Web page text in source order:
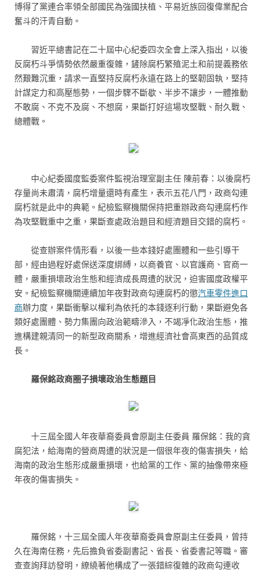
博得了黨連合率領全部國民為強國扶植、平易近族回復偉業配合
奮斗的汗青自動。
習近平總書記在二十屆中心紀委四次全會上深入指出，以後
反腐朽斗爭情勢依然嚴重復雜，鏟除腐朽繁殖泥土和前提義務依
然艱難沉重，請求一直堅持反腐朽永遠在路上的堅韌固執，堅持
計謀定力和高壓態勢，一個步驟不斷歇、半步不讓步，一體推動
不敢腐、不克不及腐、不想腐，果斷打好這場攻堅戰、耐久戰、
總體戰。
中心紀委國度監委案件監視治理室副主任 陳前春：以後腐朽
存量尚未肅清，腐朽增量還時有產生，表示五花八門，政商勾連
腐朽就是此中的典範。紀檢監察機關保持把重辦政商勾連腐朽作
為攻堅戰重中之重，果斷查處政治題目和經濟題目交錯的腐朽。
從查辦案件情形看，以後一些本錢好處團體和一些引導干
部，經由過程好處保送深度綁縛，以商養官、以官護商、官商一
體，嚴重損壞政治生態和經濟成長周遭的狀況，迫害國度政權平
安。紀檢監察機關連續加年夜對政商勾連腐朽的懲汽車零件進口
商辦力度，果斷衝擊以權利為依托的本錢逐利行動，果斷避免各
類好處團體、勢力集團向政治範疇滲入，不竭凈化政治生態，推
進構建親清同一的新型政商關系，增進經濟社會高東西的品質成
長。
羅保銘政商圈子損壞政治生態題目
十三屆全國人年夜華裔委員會原副主任委員 羅保銘：我的貪
腐犯法，給海南的營商周遭的狀況是一個很年夜的傷害損失，給
海南的政治生態形成嚴重損壞，也給黨的工作、黨的抽像帶來極
年夜的傷害損失。
羅保銘，十三屆全國人年夜華裔委員會原副主任委員，曾持
久在海南任務，先后擔負省委副書記、省長、省委書記等職。審
查查詢拜訪發明，繚繞著他構成了一張錯綜復雜的政商勾連收